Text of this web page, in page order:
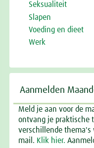
Seksualiteit
Slapen
Voeding en dieet
Werk
Aanmelden
Meld je aan voor de
ontvang je praktische
verschillende thema's
mail. Klik hier.